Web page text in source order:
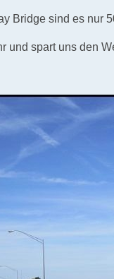
Bridge sind es nur
und spart uns den